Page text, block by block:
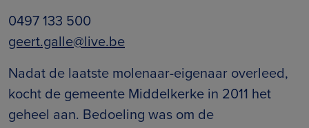
0497 133 500
geert.galle@live.be
Nadat de laatste molenaar-eigenaar overleed,
kocht de gemeente Middelkerke in 2011 het
geheel aan. Bedoeling was om de